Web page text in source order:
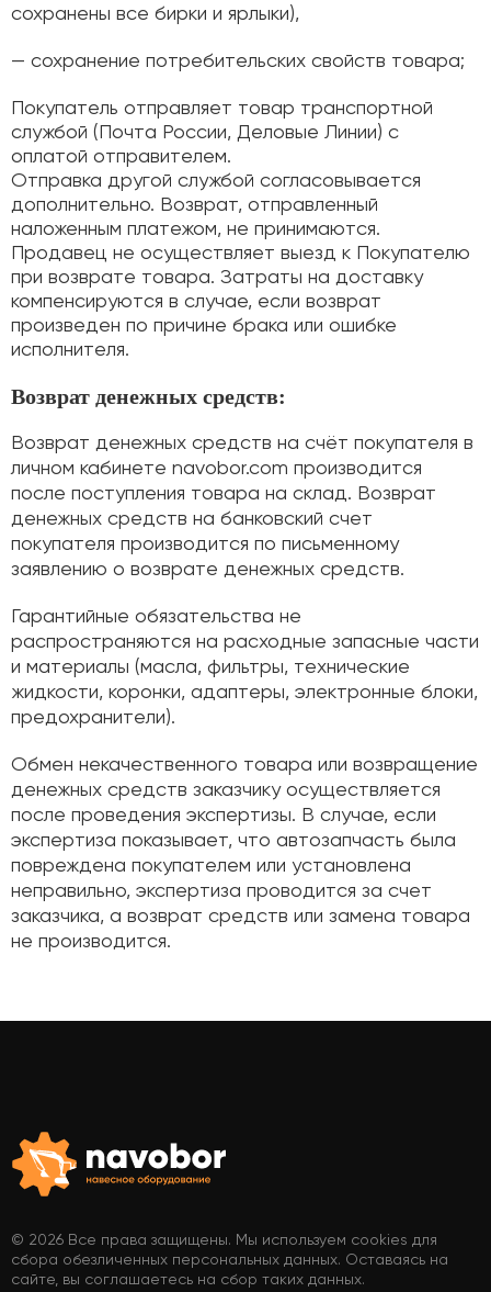
сохранены все бирки и ярлыки),
— сохранение потребительских свойств товара;
Покупатель отправляет товар транспортной
службой (Почта России, Деловые Линии) с
оплатой отправителем.
Отправка другой службой согласовывается
дополнительно. Возврат, отправленный
наложенным платежом, не принимаются.
Продавец не осуществляет выезд к Покупателю
при возврате товара. Затраты на доставку
компенсируются в случае, если возврат
произведен по причине брака или ошибке
исполнителя.
Возврат денежных средств:
Возврат денежных средств на счёт покупателя в
личном кабинете navobor.com производится
после поступления товара на склад. Возврат
денежных средств на банковский счет
покупателя производится по письменному
заявлению о возврате денежных средств.
Гарантийные обязательства не
распространяются на расходные запасные части
и материалы (масла, фильтры, технические
жидкости, коронки, адаптеры, электронные блоки,
предохранители).
Обмен некачественного товара или возвращение
денежных средств заказчику осуществляется
после проведения экспертизы. В случае, если
экспертиза показывает, что автозапчасть была
повреждена покупателем или установлена
неправильно, экспертиза проводится за счет
заказчика, а возврат средств или замена товара
не производится.
© 2026 Все права защищены. Мы используем cookies для
сбора обезличенных персональных данных. Оставаясь на
сайте, вы соглашаетесь на сбор таких данных.